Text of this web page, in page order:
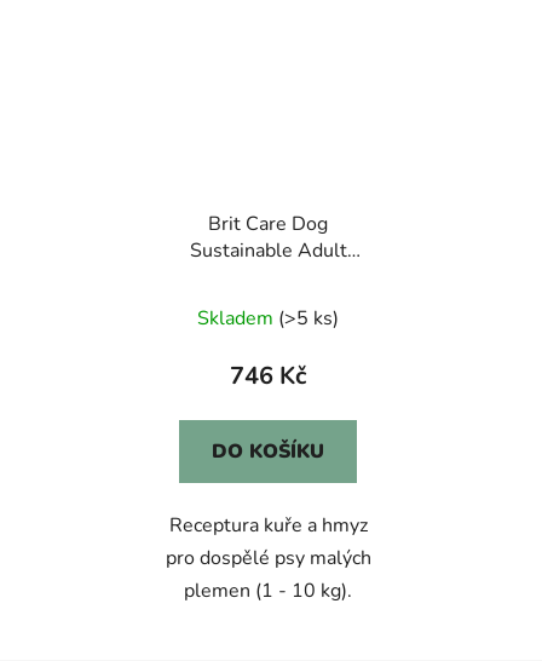
Brit Care Dog
Sustainable Adult
Skladem (>5 ks)
746 Kč
DO KOŠÍKU
Receptura kuře a hmyz
pro dospělé psy malých
plemen (1 - 10 kg).